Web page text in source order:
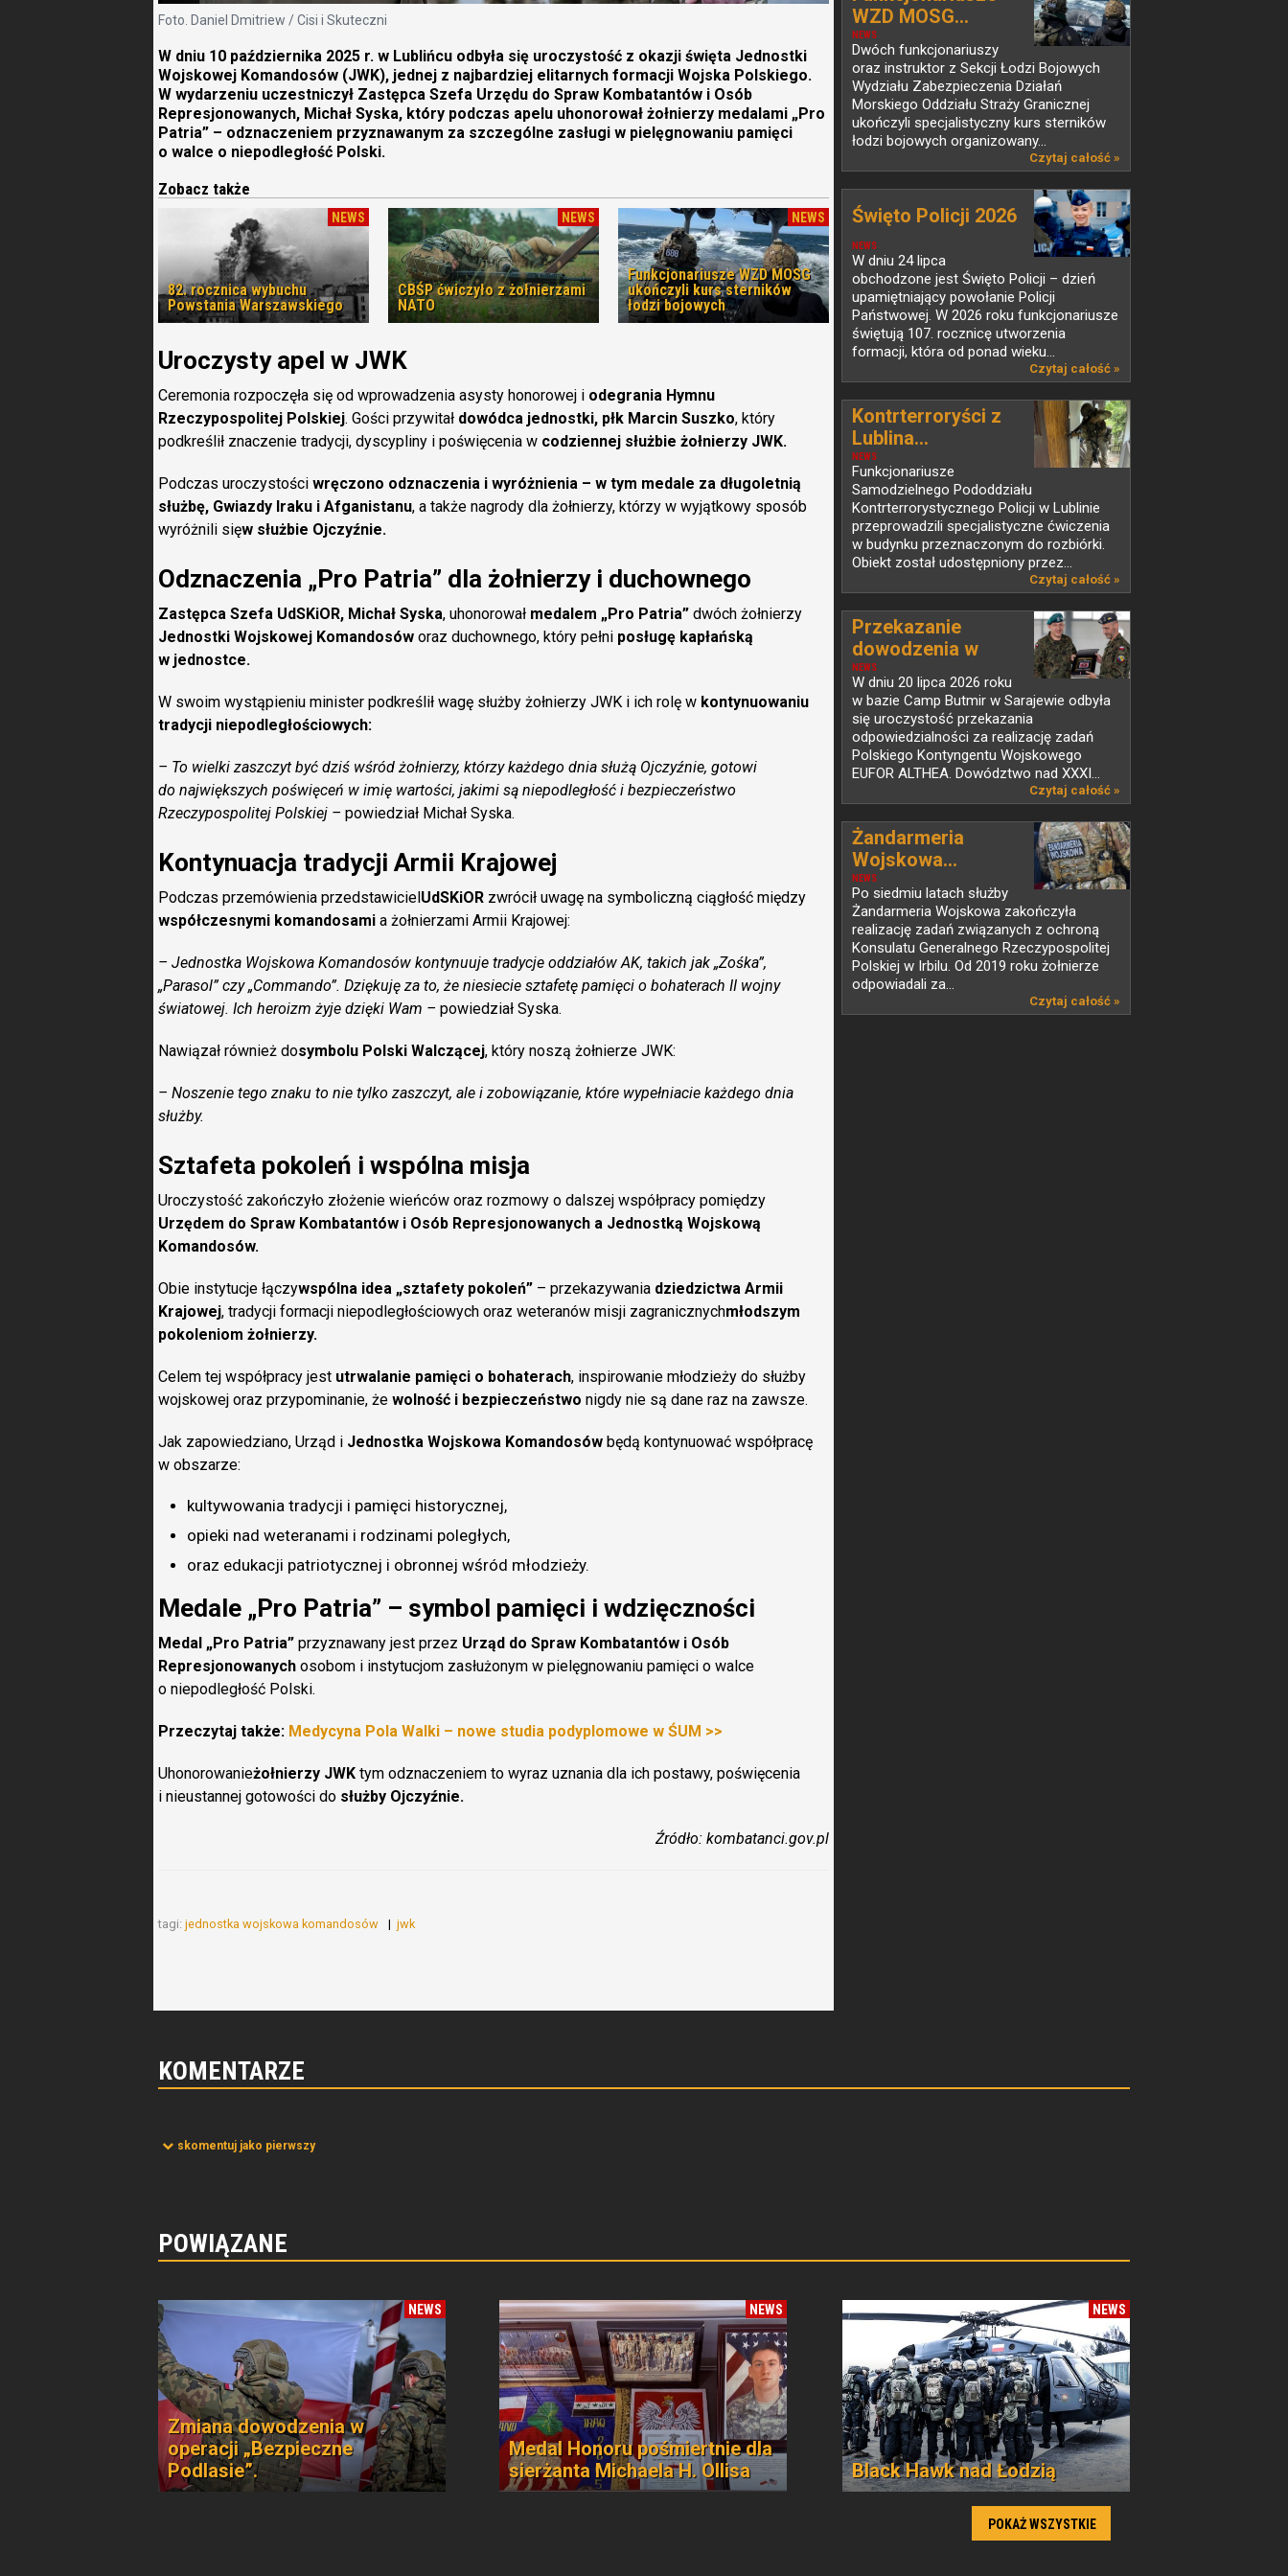
Foto. Daniel Dmitriew / Cisi i Skuteczni
W dniu 10 października 2025 r. w Lublińcu odbyła się uroczystość z okazji święta Jednostki
Wojskowej Komandosów (JWK), jednej z najbardziej elitarnych formacji Wojska Polskiego.
W wydarzeniu uczestniczył Zastępca Szefa Urzędu do Spraw Kombatantów i Osób
Represjonowanych, Michał Syska, który podczas apelu uhonorował żołnierzy medalami „Pro
Patria” – odznaczeniem przyznawanym za szczególne zasługi w pielęgnowaniu pamięci
o walce o niepodległość Polski.
Zobacz także
NEWS
82. rocznica wybuchu
Powstania Warszawskiego
NEWS
CBŚP ćwiczyło z żołnierzami
NATO
NEWS
Funkcjonariusze WZD MOSG
ukończyli kurs sterników
łodzi bojowych
Uroczysty apel w JWK
Ceremonia rozpoczęła się od wprowadzenia asysty honorowej i odegrania Hymnu
Rzeczypospolitej Polskiej. Gości przywitał dowódca jednostki, płk Marcin Suszko, który
podkreślił znaczenie tradycji, dyscypliny i poświęcenia w codziennej służbie żołnierzy JWK.
Podczas uroczystości wręczono odznaczenia i wyróżnienia – w tym medale za długoletnią
służbę, Gwiazdy Iraku i Afganistanu, a także nagrody dla żołnierzy, którzy w wyjątkowy sposób
wyróżnili sięw służbie Ojczyźnie.
Odznaczenia „Pro Patria” dla żołnierzy i duchownego
Zastępca Szefa UdSKiOR, Michał Syska, uhonorował medalem „Pro Patria” dwóch żołnierzy
Jednostki Wojskowej Komandosów oraz duchownego, który pełni posługę kapłańską
w jednostce.
W swoim wystąpieniu minister podkreślił wagę służby żołnierzy JWK i ich rolę w kontynuowaniu
tradycji niepodległościowych:
– To wielki zaszczyt być dziś wśród żołnierzy, którzy każdego dnia służą Ojczyźnie, gotowi
do największych poświęceń w imię wartości, jakimi są niepodległość i bezpieczeństwo
Rzeczypospolitej Polskiej – powiedział Michał Syska.
Kontynuacja tradycji Armii Krajowej
Podczas przemówienia przedstawicielUdSKiOR zwrócił uwagę na symboliczną ciągłość między
współczesnymi komandosami a żołnierzami Armii Krajowej:
– Jednostka Wojskowa Komandosów kontynuuje tradycje oddziałów AK, takich jak „Zośka”,
„Parasol” czy „Commando”. Dziękuję za to, że niesiecie sztafetę pamięci o bohaterach II wojny
światowej. Ich heroizm żyje dzięki Wam – powiedział Syska.
Nawiązał również dosymbolu Polski Walczącej, który noszą żołnierze JWK:
– Noszenie tego znaku to nie tylko zaszczyt, ale i zobowiązanie, które wypełniacie każdego dnia
służby.
Sztafeta pokoleń i wspólna misja
Uroczystość zakończyło złożenie wieńców oraz rozmowy o dalszej współpracy pomiędzy
Urzędem do Spraw Kombatantów i Osób Represjonowanych a Jednostką Wojskową
Komandosów.
Obie instytucje łączywspólna idea „sztafety pokoleń” – przekazywania dziedzictwa Armii
Krajowej, tradycji formacji niepodległościowych oraz weteranów misji zagranicznychmłodszym
pokoleniom żołnierzy.
Celem tej współpracy jest utrwalanie pamięci o bohaterach, inspirowanie młodzieży do służby
wojskowej oraz przypominanie, że wolność i bezpieczeństwo nigdy nie są dane raz na zawsze.
Jak zapowiedziano, Urząd i Jednostka Wojskowa Komandosów będą kontynuować współpracę
w obszarze:
kultywowania tradycji i pamięci historycznej,
opieki nad weteranami i rodzinami poległych,
oraz edukacji patriotycznej i obronnej wśród młodzieży.
Medale „Pro Patria” – symbol pamięci i wdzięczności
Medal „Pro Patria” przyznawany jest przez Urząd do Spraw Kombatantów i Osób
Represjonowanych osobom i instytucjom zasłużonym w pielęgnowaniu pamięci o walce
o niepodległość Polski.
Przeczytaj także: Medycyna Pola Walki – nowe studia podyplomowe w ŚUM >>
Uhonorowanieżołnierzy JWK tym odznaczeniem to wyraz uznania dla ich postawy, poświęcenia
i nieustannej gotowości do służby Ojczyźnie.
Źródło: kombatanci.gov.pl
tagi: jednostka wojskowa komandosów jwk
NEWS
WZD MOSG...
Dwóch funkcjonariuszy
oraz instruktor z Sekcji Łodzi Bojowych
Wydziału Zabezpieczenia Działań
Morskiego Oddziału Straży Granicznej
ukończyli specjalistyczny kurs sterników
łodzi bojowych organizowany...
Czytaj całość »
NEWS
Święto Policji 2026
W dniu 24 lipca
obchodzone jest Święto Policji – dzień
upamiętniający powołanie Policji
Państwowej. W 2026 roku funkcjonariusze
świętują 107. rocznicę utworzenia
formacji, która od ponad wieku...
Czytaj całość »
NEWS
Kontrterroryści z
Lublina...
Funkcjonariusze
Samodzielnego Pododdziału
Kontrterrorystycznego Policji w Lublinie
przeprowadzili specjalistyczne ćwiczenia
w budynku przeznaczonym do rozbiórki.
Obiekt został udostępniony przez...
Czytaj całość »
NEWS
Przekazanie
dowodzenia w
PKW...
W dniu 20 lipca 2026 roku
w bazie Camp Butmir w Sarajewie odbyła
się uroczystość przekazania
odpowiedzialności za realizację zadań
Polskiego Kontyngentu Wojskowego
EUFOR ALTHEA. Dowództwo nad XXXI...
Czytaj całość »
NEWS
Żandarmeria
Wojskowa...
Po siedmiu latach służby
Żandarmeria Wojskowa zakończyła
realizację zadań związanych z ochroną
Konsulatu Generalnego Rzeczypospolitej
Polskiej w Irbilu. Od 2019 roku żołnierze
odpowiadali za...
Czytaj całość »
KOMENTARZE
skomentuj jako pierwszy
POWIĄZANE
NEWS
Zmiana dowodzenia w
operacji „Bezpieczne
Podlasie”.
NEWS
Medal Honoru pośmiertnie dla
sierżanta Michaela H. Ollisa
NEWS
Black Hawk nad Łodzią
POKAŻ WSZYSTKIE